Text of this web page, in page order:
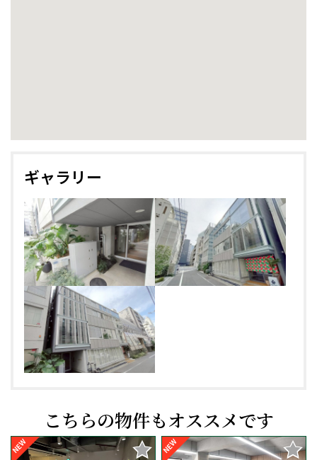
ギャラリー
こちらの物件もオススメです
NEW NEW